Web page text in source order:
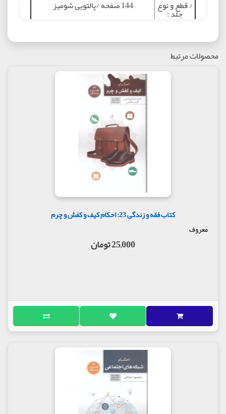
/ قطع و نوع
جلد :
144 صفحه /پالتویی شومیز
نوبت چاپ و
سال چاپ :
دوم 1396
قيمت پشت
جلد کتاب (
احکام تعمیرکاران خودرو
9786006612751
احکام تعمیرکاران خودرو, محمد حاجی
اسماعیلی, نشر معروف
درباره کتاب
معرفی کتاب :
این دفتر از مجموعه «فقه و زندگی» به احکام و آداب
تعمیرکاران خودرو اختصاص یافته است.
محصولات مرتبط
کتاب فقه و زندگی 23: احکام کیف و کفش و چرم
معروف
25,000 تومان